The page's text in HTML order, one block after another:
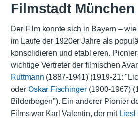
Filmstadt München
Der Film konnte sich in Bayern –
im Laufe der 1920er Jahre als
konsolidieren und etablieren.
wichtige Vertreter der filmischen
Ruttmann (1887-1941) (1919-21:
oder Oskar Fischinger(1900-1967)
Bilderbogen"). Ein anderer Pionier
Films war Karl Valentin, der mit Liesl